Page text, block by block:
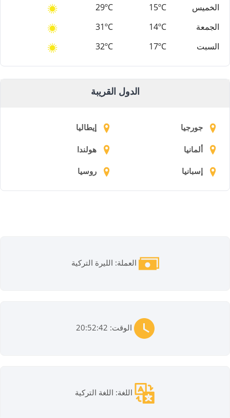
الخميس
15ºC
29ºC
الجمعة
14ºC
31ºC
السبت
17ºC
32ºC
الدول القريبة
جورجيا إيطاليا
ألمانيا هولندا
إسبانيا روسيا
العملة: الليرة التركية
الوقت: 20:52:42
اللغة: اللغة التركية